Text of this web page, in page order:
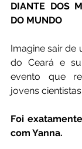
DIANTE DOS
DO MUNDO
Imagine sair de
do Ceará e
evento que
jovens
Foi
com Yanna.